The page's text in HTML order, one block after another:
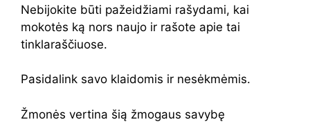
Nebijokite būti pažeidžiami rašydami, kai
mokotės ką nors naujo ir rašote apie tai
tinklaraščiuose.
Pasidalink savo klaidomis ir nesėkmėmis.
Žmonės vertina šią žmogaus savybę